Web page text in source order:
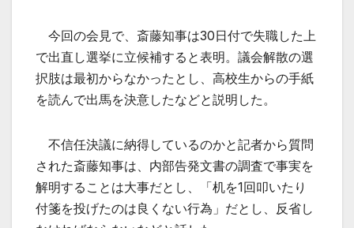
今回の会見で、斎藤知事は30日付で失職した上
で出直し選挙に立候補すると表明。議会解散の選
択肢は最初からなかったとし、高校生からの手紙
を読んで出馬を決意したなどと説明した。
不信任決議に納得しているのかと記者から質問
された斎藤知事は、内部告発文書の調査で事実を
解明することは大事だとし、「机を1回叩いたり
付箋を投げたのは良くない行為」だとし、反省し